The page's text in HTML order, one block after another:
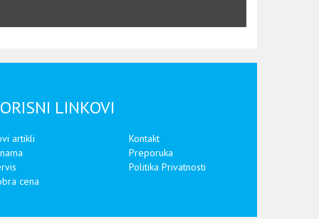
LINKOVI
artikli
cena
Kontakt
Preporuka
Politika Privatnosti